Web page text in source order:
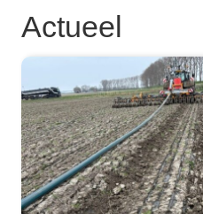
Actueel